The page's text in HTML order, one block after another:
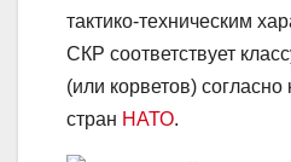
тактико-техническим
СКР соответствует
(или корветов)
стран НАТО.